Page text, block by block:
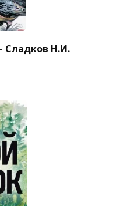
Сладков Н.И.